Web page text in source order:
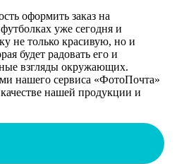
оформить заказ на
уже сегодня и
не только красивую, но и
будет радовать его и
взгляды окружающих.
нашего сервиса «ФотоПочта»
нашей продукции и